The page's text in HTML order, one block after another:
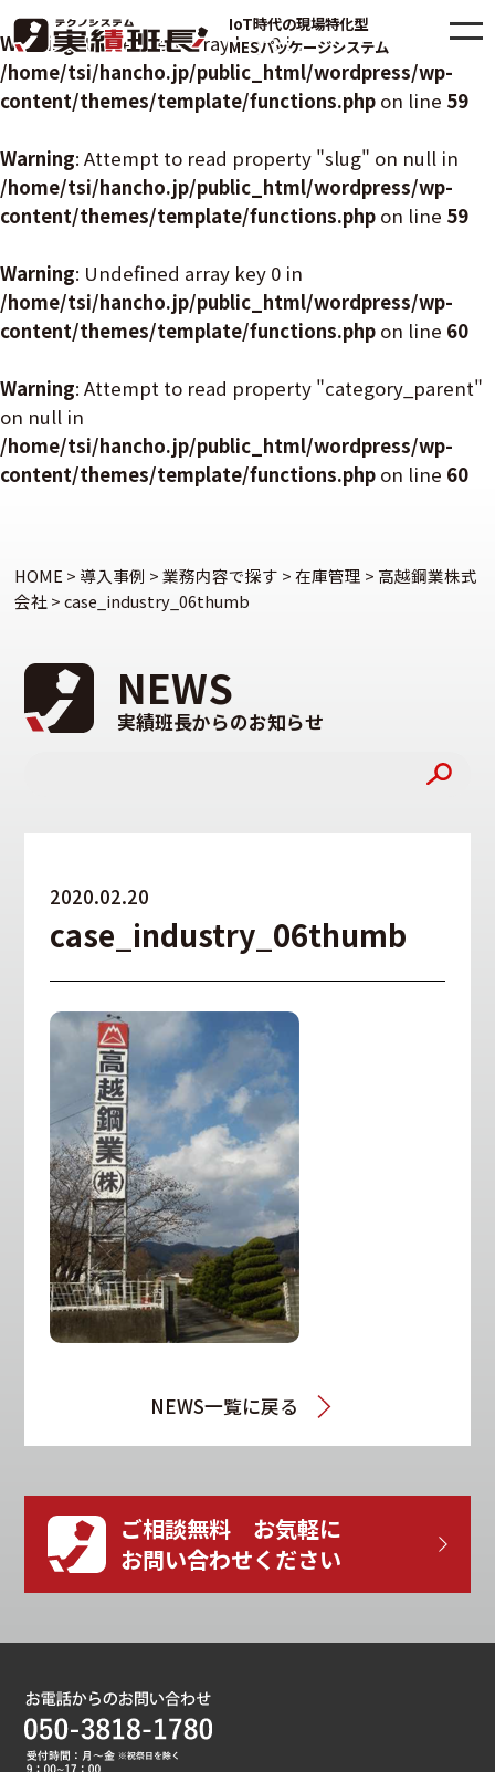
Warning: Undefined array key 0 in
/home/tsi/hancho.jp/public_html/wordpress/wp-
content/themes/template/functions.php on line 59
Warning: Attempt to read property "slug" on null in
/home/tsi/hancho.jp/public_html/wordpress/wp-
content/themes/template/functions.php on line 59
Warning: Undefined array key 0 in
/home/tsi/hancho.jp/public_html/wordpress/wp-
content/themes/template/functions.php on line 60
Warning: Attempt to read property "category_parent"
on null in
/home/tsi/hancho.jp/public_html/wordpress/wp-
content/themes/template/functions.php on line 60
IoT時代の現場特化型
MESパッケージシステム
HOME > 導入事例 >業務内容で探す >在庫管理 > 高越鋼業株式
会社>case_industry_06thumb
NEWS
実績班長からのお知らせ
2020.02.20
case_industry_06thumb
NEWS一覧に戻る
ご相談無料 お気軽に
お問い合わせください